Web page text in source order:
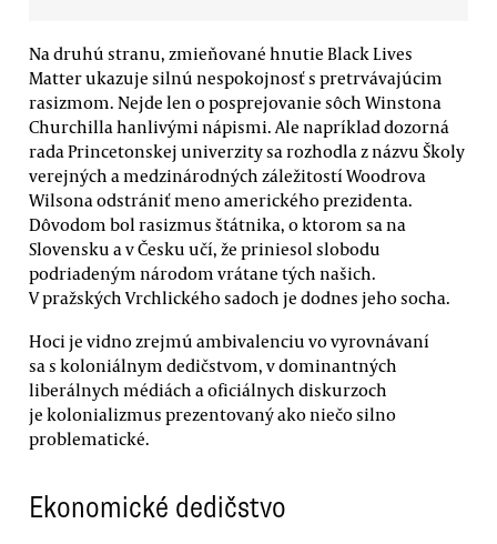
Na druhú stranu, zmieňované hnutie Black Lives
Matter ukazuje silnú nespokojnosť s pretrvávajúcim
rasizmom. Nejde len o posprejovanie sôch Winstona
Churchilla hanlivými nápismi. Ale napríklad dozorná
rada Princetonskej univerzity sa rozhodla z názvu Školy
verejných a medzinárodných záležitostí Woodrova
Wilsona odstrániť meno amerického prezidenta.
Dôvodom bol rasizmus štátnika, o ktorom sa na
Slovensku a v Česku učí, že priniesol slobodu
podriadeným národom vrátane tých našich.
V pražských Vrchlického sadoch je dodnes jeho socha.
Hoci je vidno zrejmú ambivalenciu vo vyrovnávaní
sa s koloniálnym dedičstvom, v dominantných
liberálnych médiách a oficiálnych diskurzoch
je kolonializmus prezentovaný ako niečo silno
problematické.
Ekonomické dedičstvo